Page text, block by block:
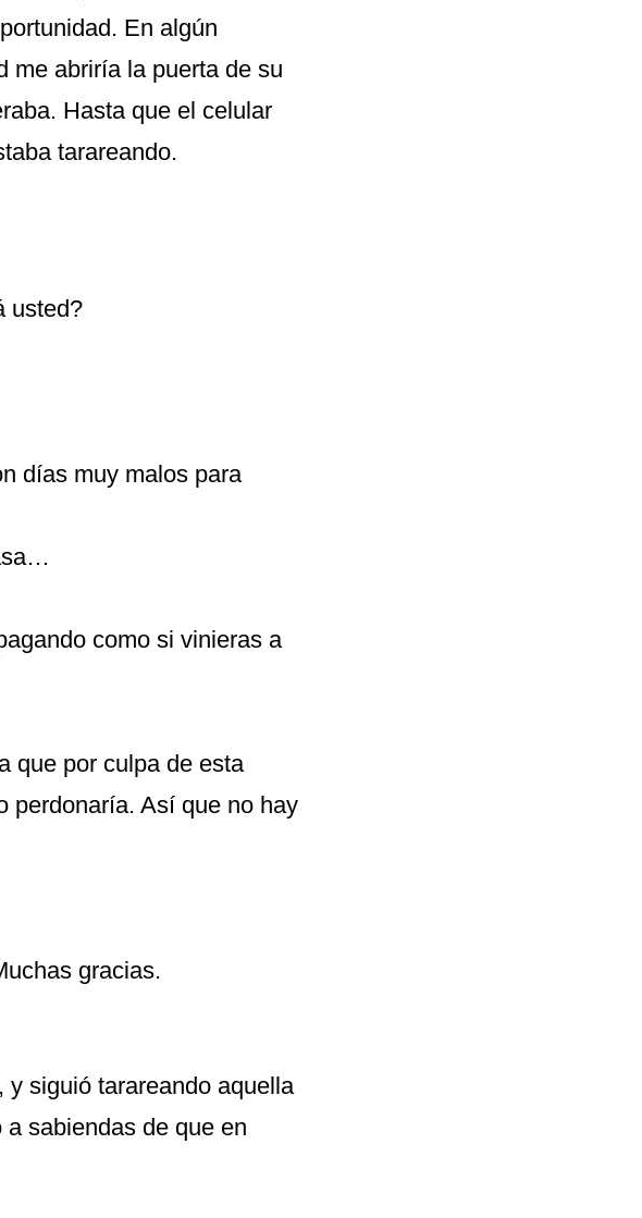
En algún
me abriría la puerta de su
Hasta que el celular
tarareando.
usted?
días muy malos para
como si vinieras a
que por culpa de esta
perdonaría. Así que no hay
gracias.
siguió tarareando aquella
sabiendas de que en